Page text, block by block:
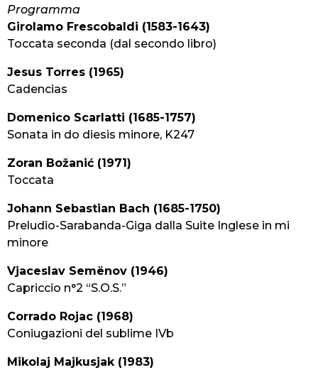
Programma
Girolamo Frescobaldi (1583-1643)
Toccata seconda (dal secondo libro)
Jesus Torres (1965)
Cadencias
Domenico Scarlatti (1685-1757)
Sonata in do diesis minore, K247
Zoran Božanić (1971)
Toccata
Johann Sebastian Bach (1685-1750)
Preludio-Sarabanda-Giga dalla Suite Inglese in mi
minore
Vjaceslav Semënov (1946)
Capriccio n°2 “S.O.S.”
Corrado Rojac (1968)
Coniugazioni del sublime IVb
Mikolaj Majkusjak (1983)